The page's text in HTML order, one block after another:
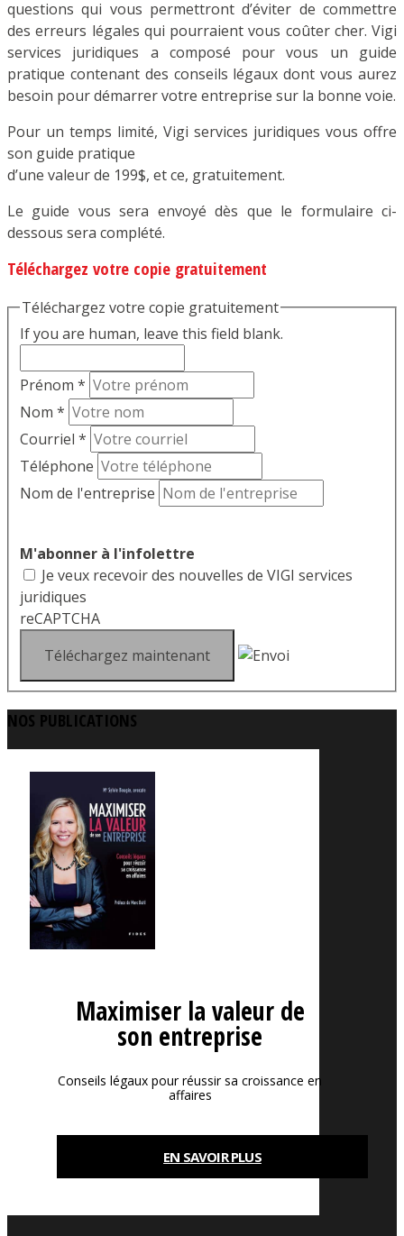
questions qui vous permettront d’éviter de commettre
des erreurs légales qui pourraient vous coûter cher. Vigi
services juridiques a composé pour vous un guide
pratique contenant des conseils légaux dont vous aurez
besoin pour démarrer votre entreprise sur la bonne voie.
Pour un temps limité, Vigi services juridiques vous offre
son guide pratique
d’une valeur de 199$, et ce, gratuitement.
Le guide vous sera envoyé dès que le formulaire ci-
dessous sera complété.
Téléchargez votre copie gratuitement
Téléchargez votre copie gratuitement
If you are human, leave this field blank.
Prénom *
Nom *
Courriel *
Téléphone
Nom de l'entreprise
M'abonner à l'infolettre
Je veux recevoir des nouvelles de VIGI services
juridiques
reCAPTCHA
NOS PUBLICATIONS
Maximiser la valeur de
son entreprise
Conseils légaux pour réussir sa croissance en
affaires
EN SAVOIR PLUS